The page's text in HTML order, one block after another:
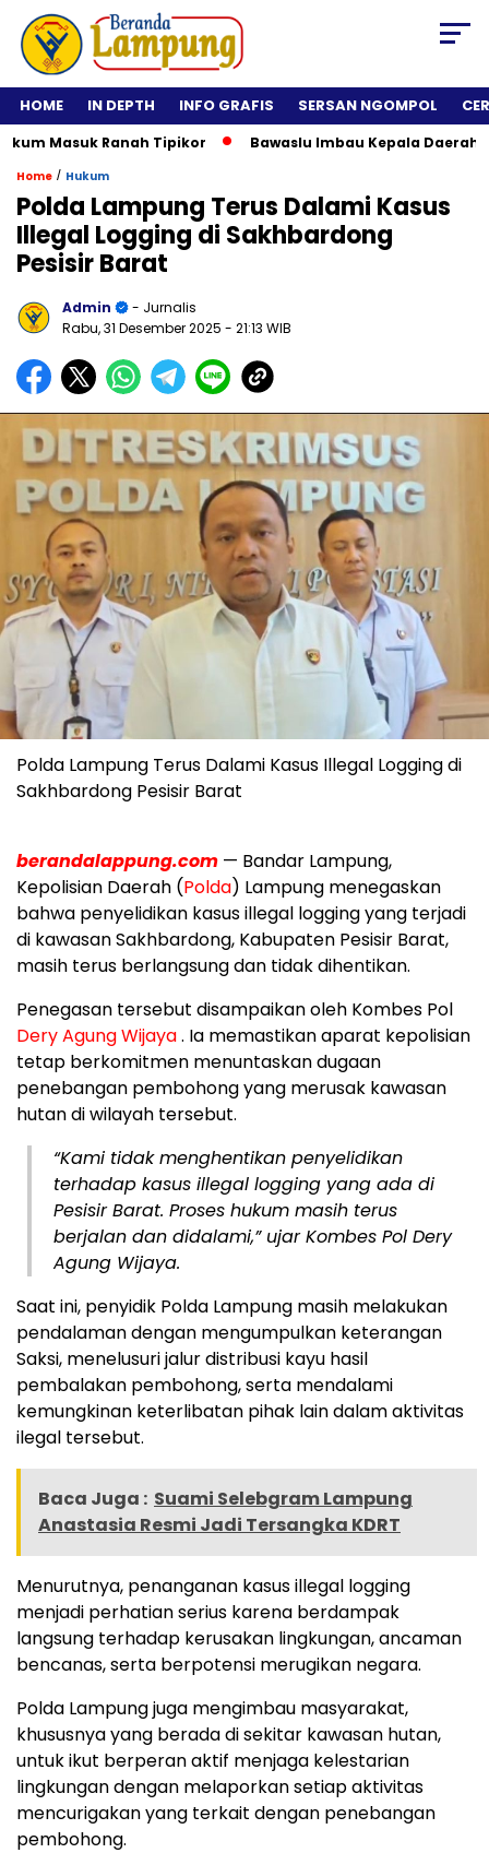
HOME IN DEPTH INFO GRAFIS SERSAN NGOMPOL
Masuk Ranah Tipikor Bawaslu Imbau Kepala Daerah
Home / Hukum
Polda Lampung Terus Dalami Kasus
Illegal Logging di Sakhbardong
Pesisir Barat
Admin
- Jurnalis
Rabu, 31 Desember 2025 - 21:13 WIB
Polda Lampung Terus Dalami Kasus Illegal Logging di
Sakhbardong Pesisir Barat
berandalappung.com — Bandar Lampung,
Kepolisian Daerah (Polda) Lampung menegaskan
bahwa penyelidikan kasus illegal logging yang terjadi
di kawasan Sakhbardong, Kabupaten Pesisir Barat,
masih terus berlangsung dan tidak dihentikan.
Penegasan tersebut disampaikan oleh Kombes Pol
Dery Agung Wijaya. Ia memastikan aparat kepolisian
tetap berkomitmen menuntaskan dugaan
penebangan pembohong yang merusak kawasan
hutan di wilayah tersebut.
“Kami tidak menghentikan penyelidikan
terhadap kasus illegal logging yang ada di
Pesisir Barat. Proses hukum masih terus
berjalan dan didalami,” ujar Kombes Pol Dery
Agung Wijaya.
Saat ini, penyidik ​​Polda Lampung masih melakukan
pendalaman dengan mengumpulkan keterangan
Saksi, menelusuri jalur distribusi kayu hasil
pembalakan pembohong, serta mendalami
kemungkinan keterlibatan pihak lain dalam aktivitas
ilegal tersebut.
Baca Juga : Suami Selebgram Lampung
Anastasia Resmi Jadi Tersangka KDRT
Menurutnya, penanganan kasus illegal logging
menjadi perhatian serius karena berdampak
langsung terhadap kerusakan lingkungan, ancaman
bencanas, serta berpotensi merugikan negara.
Polda Lampung juga mengimbau masyarakat,
khususnya yang berada di sekitar kawasan hutan,
untuk ikut berperan aktif menjaga kelestarian
lingkungan dengan melaporkan setiap aktivitas
mencurigakan yang terkait dengan penebangan
pembohong.